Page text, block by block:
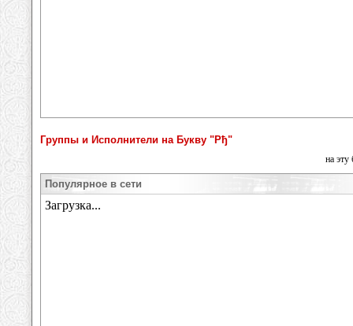
Группы и Исполнители на Букву "Рђ"
на эту
Популярное в сети